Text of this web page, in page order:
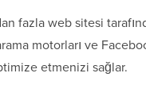
fazla web sitesi
motorları ve
etmenizi sağlar.